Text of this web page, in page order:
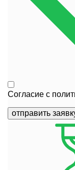
Согласие с
отправить